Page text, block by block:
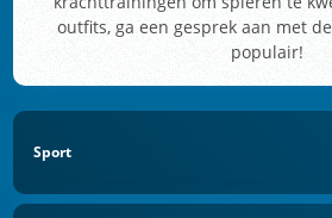
outfits, ga een gesprek aan met
populair!
Sport